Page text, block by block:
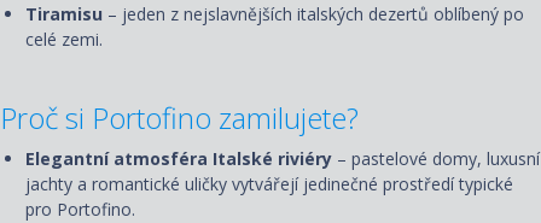
Tiramisu – jeden z nejslavnějších italských dezertů oblíbený po
celé zemi.
Proč si Portofino zamilujete?
Elegantní atmosféra Italské riviéry – pastelové domy, luxusní
jachty a romantické uličky vytvářejí jedinečné prostředí typické
pro Portofino.